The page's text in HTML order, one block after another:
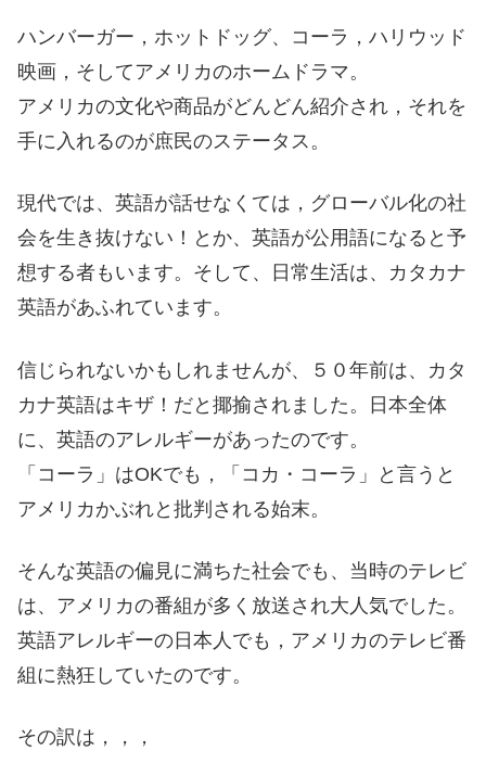
ハンバーガー，ホットドッグ、コーラ，ハリウッド
映画，そしてアメリカのホームドラマ。
アメリカの文化や商品がどんどん紹介され，それを
手に入れるのが庶民のステータス。
現代では、英語が話せなくては，グローバル化の社
会を生き抜けない！とか、英語が公用語になると予
想する者もいます。そして、日常生活は、カタカナ
英語があふれています。
信じられないかもしれませんが、５０年前は、カタ
カナ英語はキザ！だと揶揄されました。日本全体
に、英語のアレルギーがあったのです。
「コーラ」はOKでも，「コカ・コーラ」と言うと
アメリカかぶれと批判される始末。
そんな英語の偏見に満ちた社会でも、当時のテレビ
は、アメリカの番組が多く放送され大人気でした。
英語アレルギーの日本人でも，アメリカのテレビ番
組に熱狂していたのです。
その訳は，，，